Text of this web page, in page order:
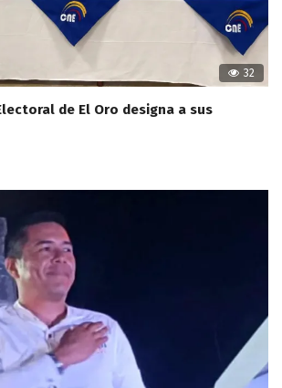
32
de El Oro designa a sus